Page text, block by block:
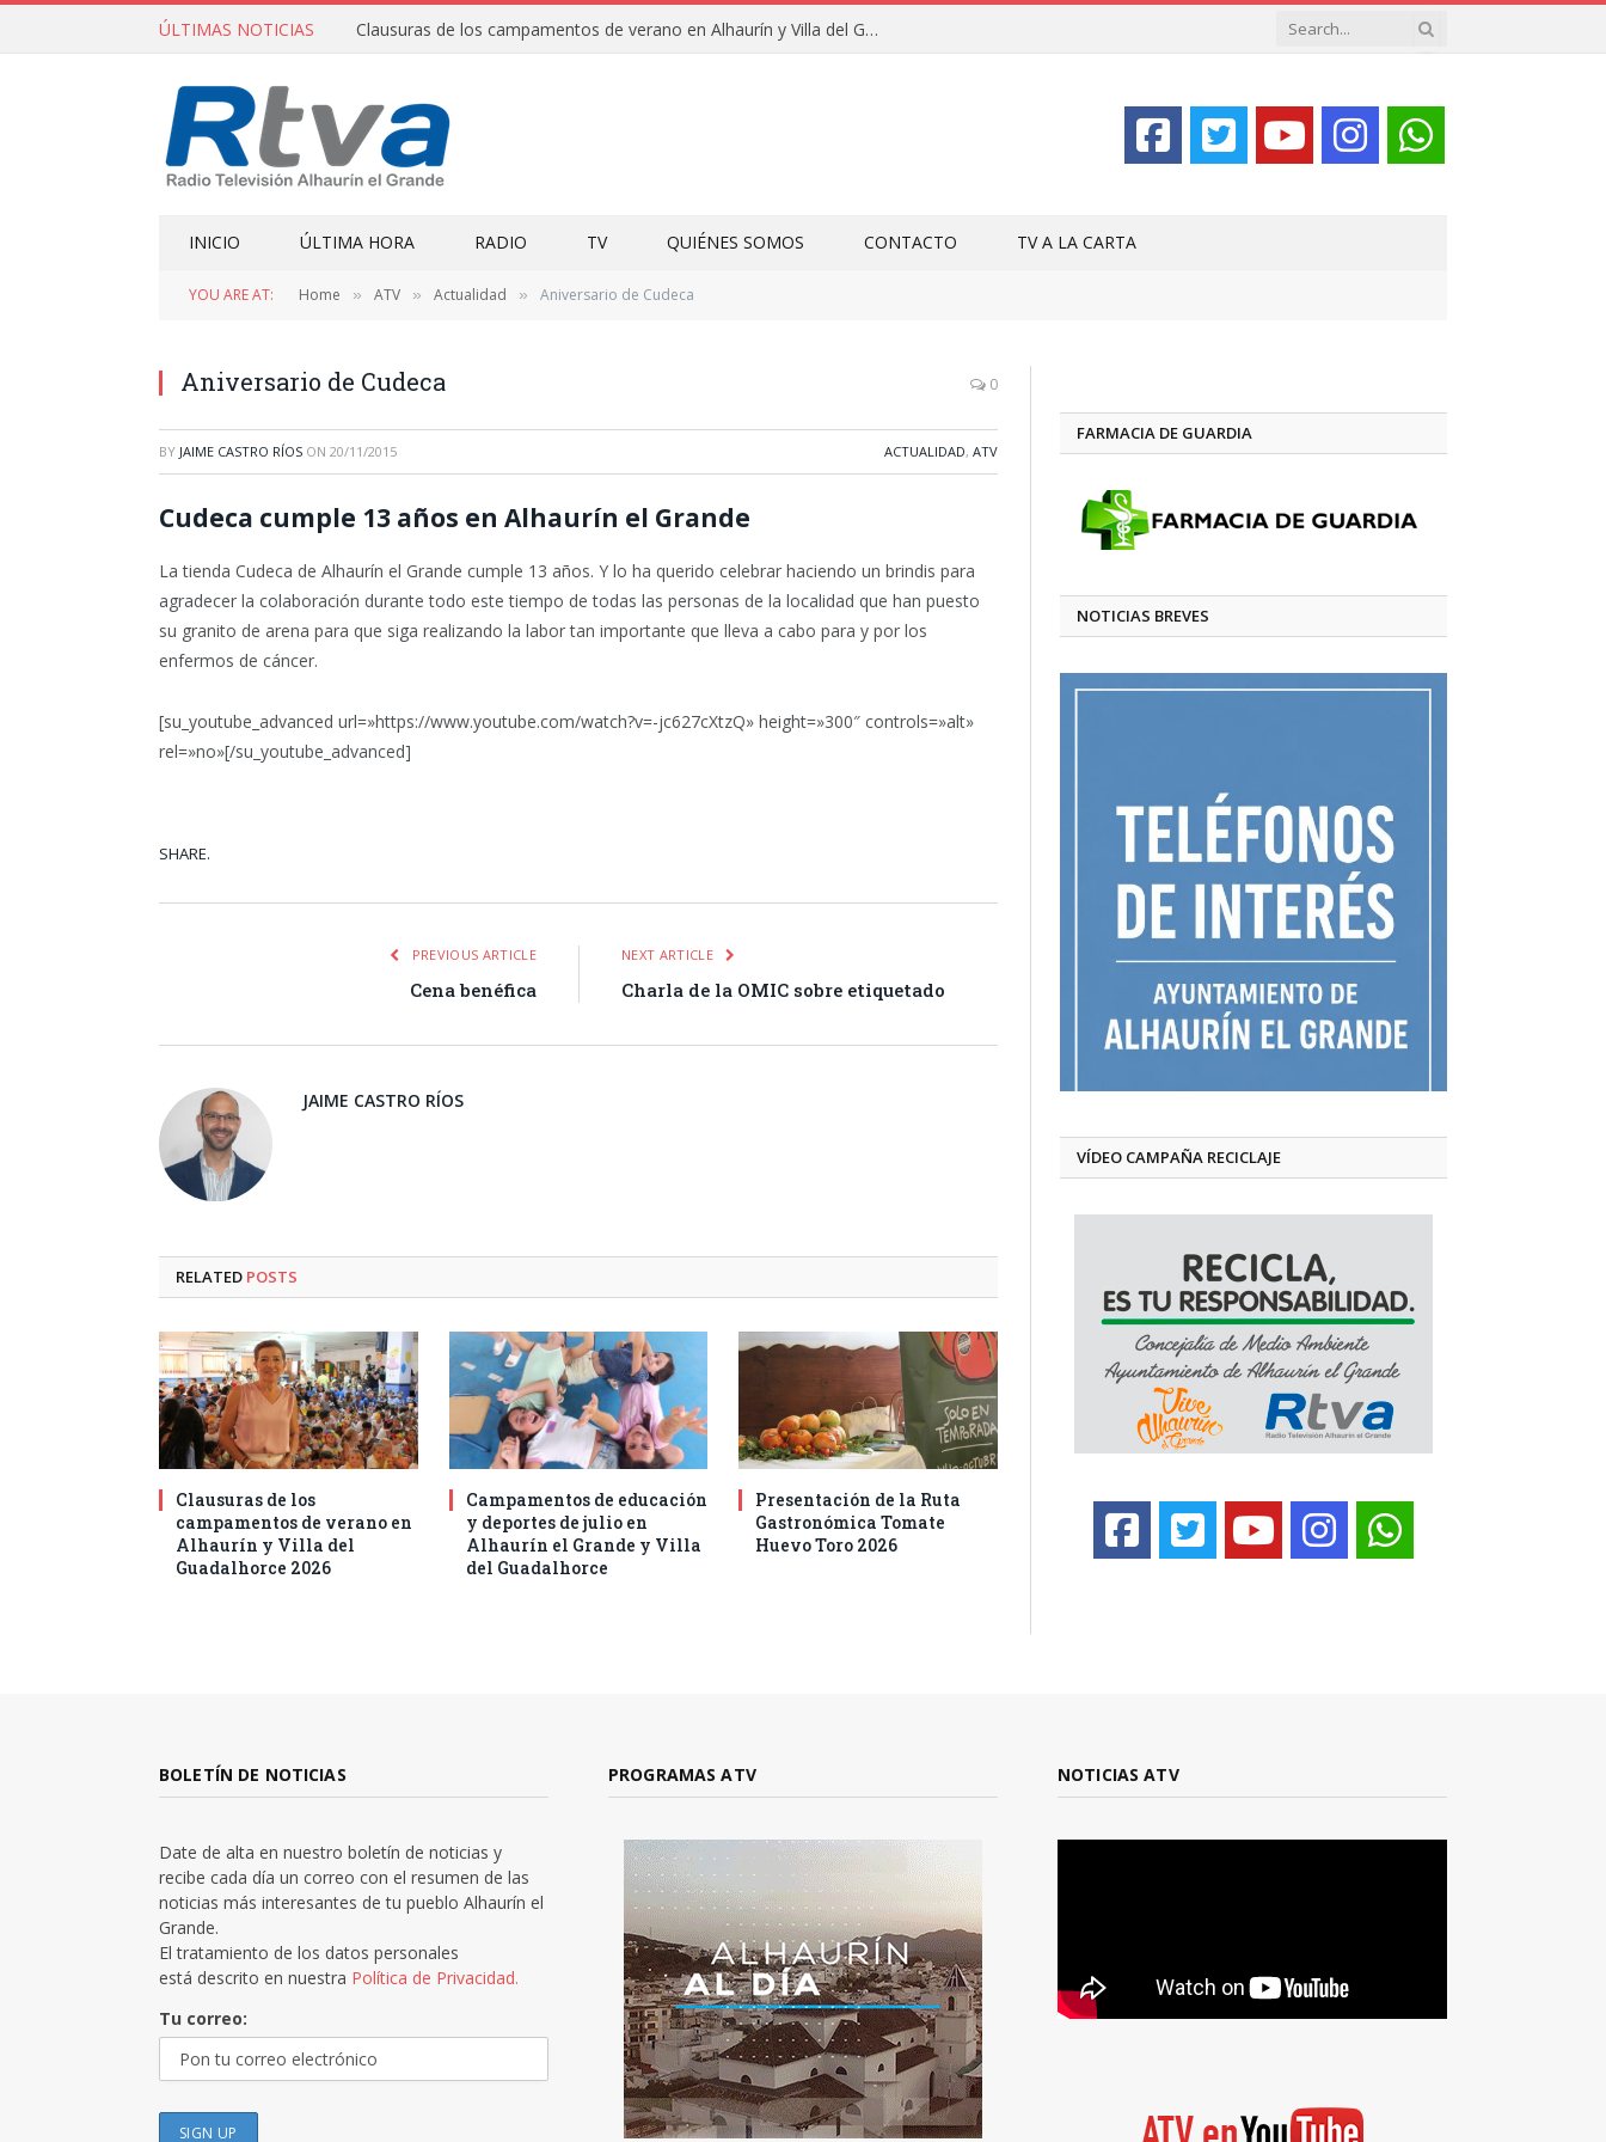
ÚLTIMAS NOTICIAS Clausuras de los campamentos de verano en Alhaurín y Villa del Guadalhorce 2026
INICIO ÚLTIMA HORA RADIO TV QUIÉNES SOMOS CONTACTO TV A LA CARTA
YOU ARE AT: Home » ATV » Actualidad » Aniversario de Cudeca
Aniversario de Cudeca 0
BY JAIME CASTRO RÍOS ON 20/11/2015 ACTUALIDAD, ATV
Cudeca cumple 13 años en Alhaurín el Grande
La tienda Cudeca de Alhaurín el Grande cumple 13 años. Y lo ha querido celebrar haciendo un brindis para
agradecer la colaboración durante todo este tiempo de todas las personas de la localidad que han puesto
su granito de arena para que siga realizando la labor tan importante que lleva a cabo para y por los
enfermos de cáncer.
[su_youtube_advanced url=»https://www.youtube.com/watch?v=-jc627cXtzQ» height=»300″ controls=»alt»
rel=»no»[/su_youtube_advanced]
SHARE.
PREVIOUS ARTICLE
Cena benéfica
NEXT ARTICLE
Charla de la OMIC sobre etiquetado
JAIME CASTRO RÍOS
RELATED POSTS
Clausuras de los
campamentos de verano en
Alhaurín y Villa del
Guadalhorce 2026
Campamentos de educación
y deportes de julio en
Alhaurín el Grande y Villa
del Guadalhorce
Presentación de la Ruta
Gastronómica Tomate
Huevo Toro 2026
FARMACIA DE GUARDIA
NOTICIAS BREVES
VÍDEO CAMPAÑA RECICLAJE
BOLETÍN DE NOTICIAS
Date de alta en nuestro boletín de noticias y
recibe cada día un correo con el resumen de las
noticias más interesantes de tu pueblo Alhaurín el
Grande.
El tratamiento de los datos personales
está descrito en nuestra Política de Privacidad.
Tu correo:
PROGRAMAS ATV NOTICIAS ATV